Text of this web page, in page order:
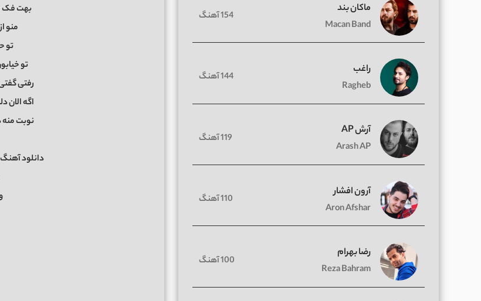
بهت فک
منو
تو
تو
رفتی
اگه
نوبت منه
دانلود
ماکان بند
Macan Band
154 آهنگ
راغب
Ragheb
144 آهنگ
آرش AP
Arash AP
119 آهنگ
آرون افشار
Aron Afshar
110 آهنگ
رضا بهرام
Reza Bahram
100 آهنگ